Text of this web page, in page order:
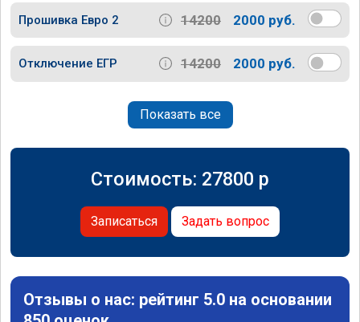
Прошивка Евро 2 14200 2000 руб.
Отключение ЕГР 14200 2000 руб.
Показать все
Стоимость: 27800 p
Записаться Задать вопрос
Отзывы о нас: рейтинг 5.0 на основании